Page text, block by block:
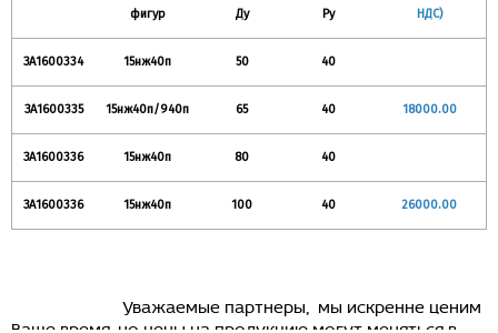
фигур
Ду
Ру
НДС)
ЗА1600334 15нж40п 50 40
ЗА1600335 15нж40п/940п 65 40 18000.00
ЗА1600336 15нж40п 80 40
ЗА1600336 15нж40п 100 40 26000.00
Уважаемые партнеры, мы искренне ценим